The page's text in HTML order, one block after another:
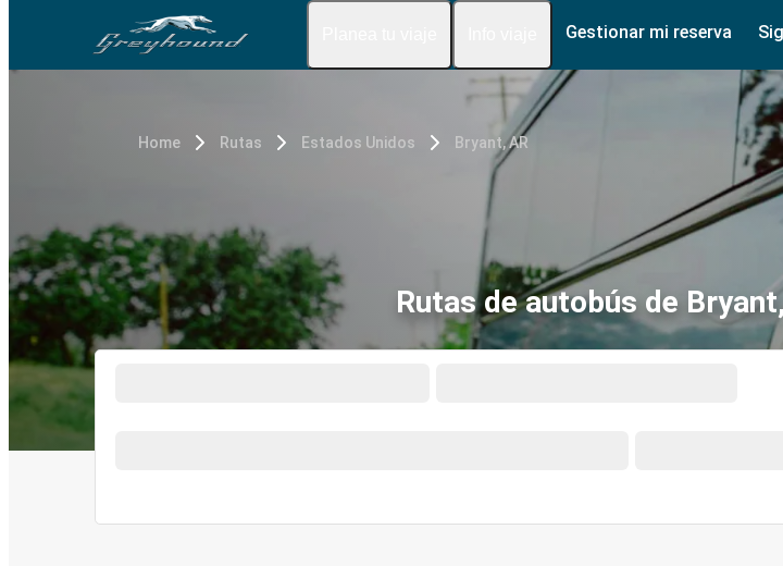
Gestionar mi reserva
Home Rutas Estados Unidos Bryant, AR
Rutas de autobús de